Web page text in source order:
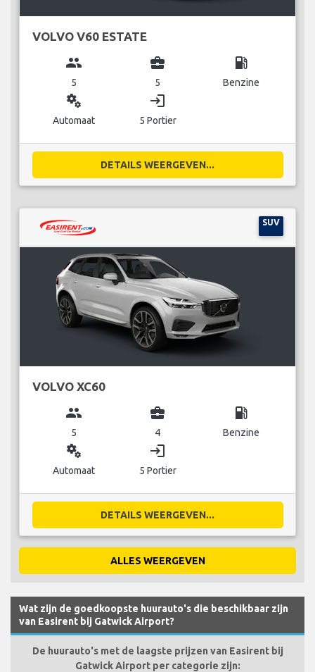
VOLVO V60 ESTATE
group
5
business_center
5
local_gas_station
Benzine
miscellaneous_services
Automaat
login
5 Portier
DETAILS WEERGEVEN...
SUV
VOLVO XC60
group
5
business_center
4
local_gas_station
Benzine
miscellaneous_services
Automaat
login
5 Portier
DETAILS WEERGEVEN...
ALLES WEERGEVEN
Wat zijn de goedkoopste huurauto's die beschikbaar zijn
van Easirent bij Gatwick Airport?
De huurauto's met de laagste prijzen van Easirent bij
Gatwick Airport per categorie zijn: